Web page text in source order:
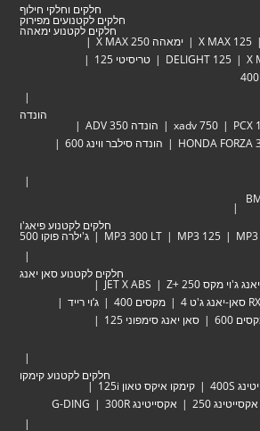
חלקים וחלקי חילוף
חלקים לקטנועים מפירוק
חלקים לקטנוע ימאהה
ימאהה X MAX 250
טריסיטי 125
הונדה ADV 350
הונדה סילבר ווינג 600
חלקים לקטנוע פיאג'ו
MP3 300 LT ג'ילרה פוקו 500
חלקים לקטנוע סאן יאנג
JET X ABS
מקסים 400
ג’וי רייד
יאנג סימפוני 125
חלקים לקטנוע קימקו
קימקו איקס טאון 125i
אקסייטינג 300R G-DING